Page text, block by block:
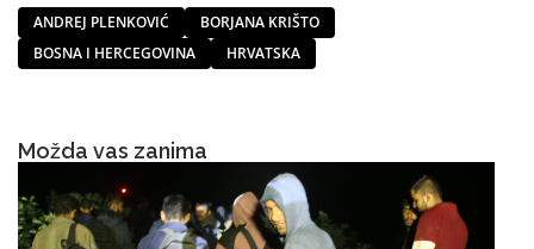
ANDREJ PLENKOVIĆ
BORJANA KRIŠTO
BOSNA I HERCEGOVINA
HRVATSKA
Možda vas zanima